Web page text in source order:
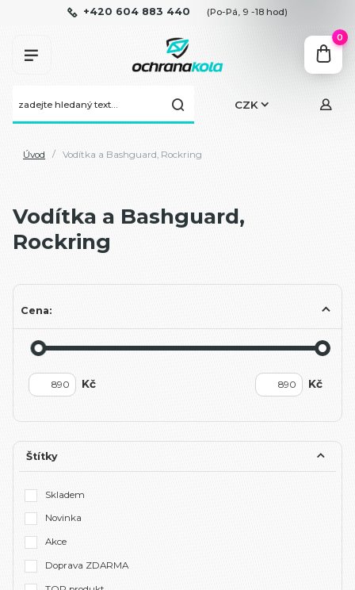
CZK
+420 604 883 440 (Po-Pá, 9 -18 hod)
0
Úvod Vodítka a Bashguard, Rockring
Vodítka a Bashguard,
Rockring
Cena:
Kč Kč
Štítky
Skladem
Novinka
Akce
Doprava ZDARMA